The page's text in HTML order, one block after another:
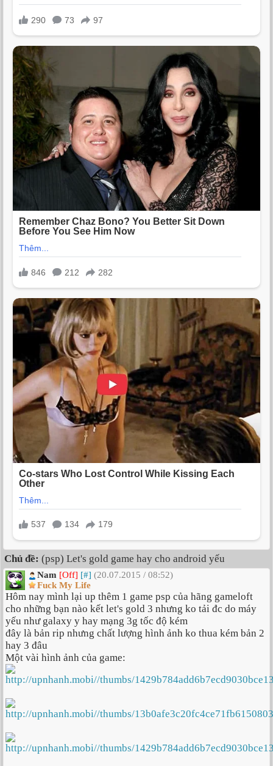
Chủ đề: (psp) Let's gold game hay cho android yếu
Nam [Off] [#] (20.07.2015 / 08:52)
Fuck My Life
Hôm nay mình lại up thêm 1 game psp của hãng gameloft
cho những bạn nào kết let's gold 3 nhưng ko tải đc do máy
yếu như galaxy y hay mạng 3g tốc độ kém
đây là bản rip nhưng chất lượng hình ảnh ko thua kém bản 2
hay 3 đâu
Một vài hình ảnh của game: